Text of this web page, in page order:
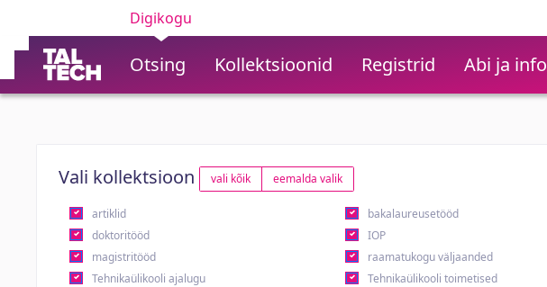
Digikogu
Otsing Kollektsioonid Registrid Abi ja info
Vali kollektsioon vali kõik eemalda valik
artiklid bakalaureusetööd
doktoritööd
IOP
magistritööd
raamatukogu väljaanded
Tehnikaülikooli ajalugu
Tehnikaülikooli toimetised